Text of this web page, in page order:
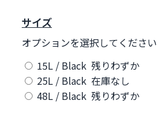
サイズ
オプションを選択してください
15L / Black 残りわずか
25L / Black 在庫なし
48L / Black 残りわずか